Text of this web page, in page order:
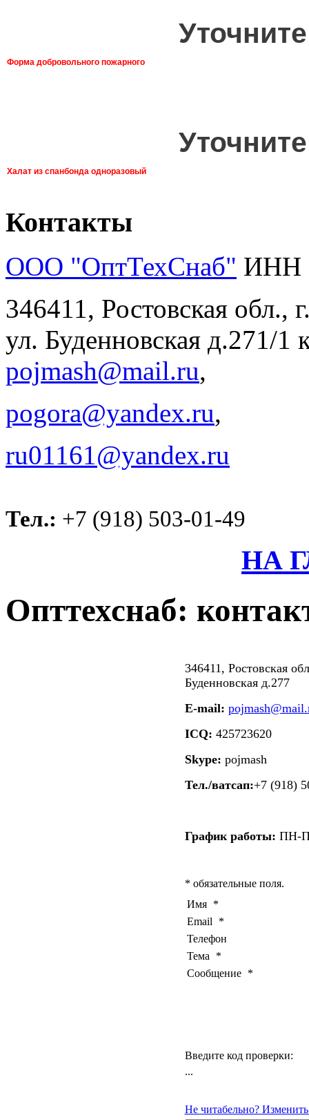
Форма добровольного пожарного
Халат из спанбонда одноразовый
Контакты
ООО "ОптТехСнаб" ИНН
346411, Ростовская обл.,
ул. Буденновская д.271/1
pojmash@mail.ru,
pogora@yandex.ru,
ru01161@yandex.ru
Тел.: +7 (918) 503-01-49
НА
Опттехснаб:
346411, Ростовская
Буденновская д.277
E-mail:
ICQ: 425723620
Skype: pojmash
Тел./ватсап:+7 (918)
График работы: ПН-
* обязательные поля.
Имя
*
Email
*
Телефон
Тема
*
Сообщение
*
Введите код проверки:
...
Не читабельно?